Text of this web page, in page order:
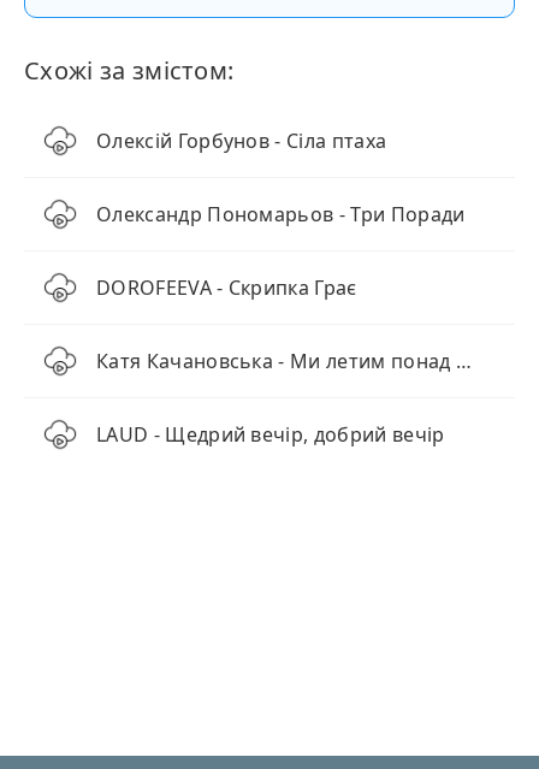
Схожі за змістом:
Олексій Горбунов - Сіла птаха
Олександр Пономарьов - Три Поради
DOROFEEVA - Скрипка Грає
Катя Качановська - Ми летим понад хмарами (KARMV REMIX)
LAUD - Щедрий вечір, добрий вечір